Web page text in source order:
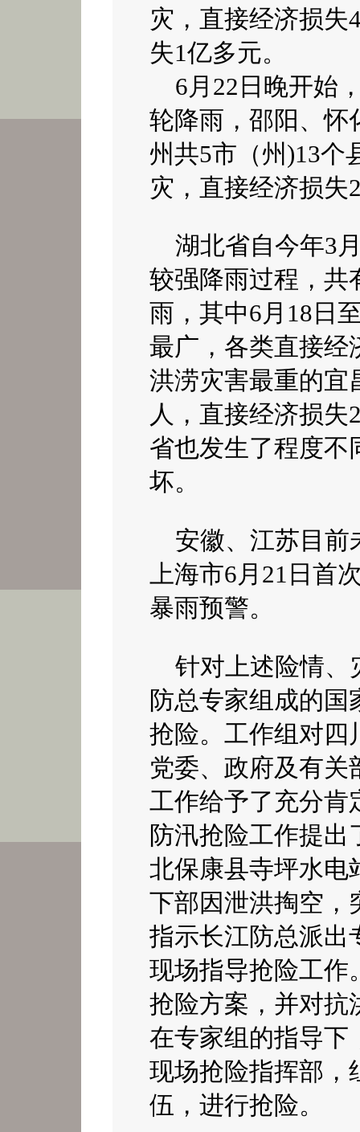
灾，直接经济损失
失1亿多元。
6月 22 日 晚开始
轮降雨 ，邵阳、
州共5市（州)13个
灾，直接经济损失
湖北省自今年3
较强降雨过程，共
雨，其中6月 18 日
最广，各类直接经
洪涝灾害最重的宜
人，直接经济损失
省也发生了程度不
坏。
安徽、江苏目前
上海市6月 21 日首
暴雨预警。
针对上述险情、
防总专家组成的
抢险。工作组对四
党委、政府及有关
工作给予了充分肯
防汛抢险工作提出
北保康县寺坪水电
下部因泄洪掏空，
指示长江防总派出
现场指导抢险工作
抢险方案 ， 并对抗
在专家组的指导下
现场抢险指挥部，
伍，进行抢险。